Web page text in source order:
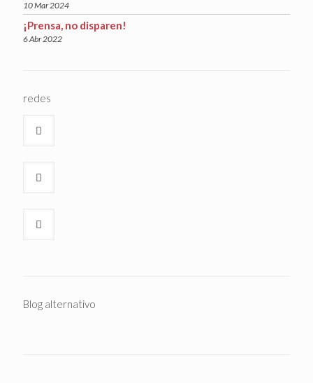
10 Mar 2024
¡Prensa, no disparen!
6 Abr 2022
redes
Blog alternativo